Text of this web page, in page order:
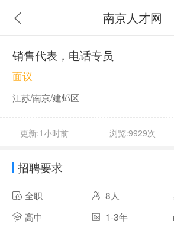
南京人才网
销售代表，电话专员
面议
江苏/南京/建邺区
更新:1小时前 浏览:9929次
招聘要求
全职 8人
高中
1-3年